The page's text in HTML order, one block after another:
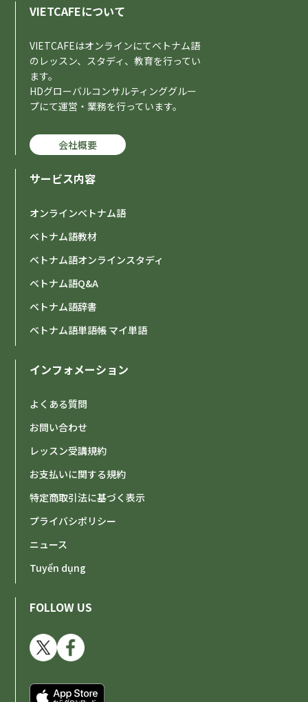
VIETCAFEについて
VIETCAFEはオンラインにてベトナム語
のレッスン、スタディ、教育を行ってい
ます。
HDグローバルコンサルティンググルー
プにて運営・業務を行っています。
会社概要
サービス内容
オンラインベトナム語
ベトナム語教材
ベトナム語オンラインスタディ
ベトナム語Q&A
ベトナム語辞書
ベトナム語単語帳 マイ単語
インフォメーション
よくある質問
お問い合わせ
レッスン受講規約
お支払いに関する規約
特定商取引法に基づく表示
プライバシポリシー
ニュース
Tuyển dụng
FOLLOW US